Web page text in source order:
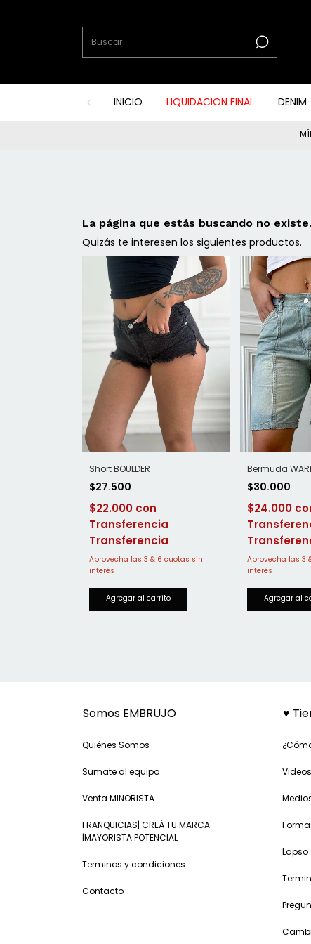
INICIO LIQUIDACION FINAL DENIM
La página que estás buscando no existe.
Quizás te interesen los siguientes productos.
Short BOULDER
$27.500
$22.000
Transferencia
Bermuda
$30.000
$24.000
Somos EMBRUJO
Quiénes Somos
Sumate al equipo
Venta MINORISTA
FRANQUICIAS| CREÁ TU MARCA
|MAYORISTA POTENCIAL
Terminos y condiciones
Contacto
♥
Lapso